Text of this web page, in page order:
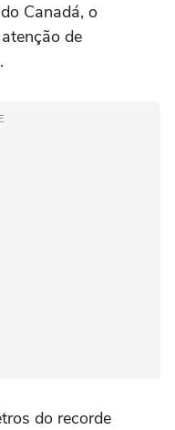
Canadá, o
de
do recorde